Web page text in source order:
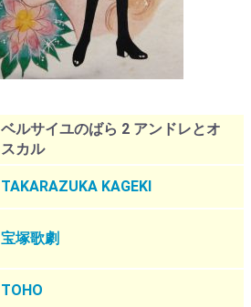
ベルサイユのばら 2 アンドレとオ
スカル
TAKARAZUKA KAGEKI
宝塚歌劇
TOHO